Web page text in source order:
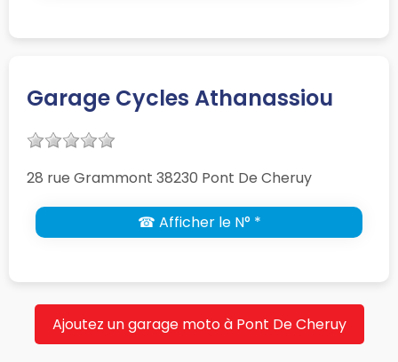
Garage Cycles Athanassiou
28 rue Grammont 38230 Pont De Cheruy
☎ Afficher le N° *
Ajoutez un garage moto à Pont De Cheruy